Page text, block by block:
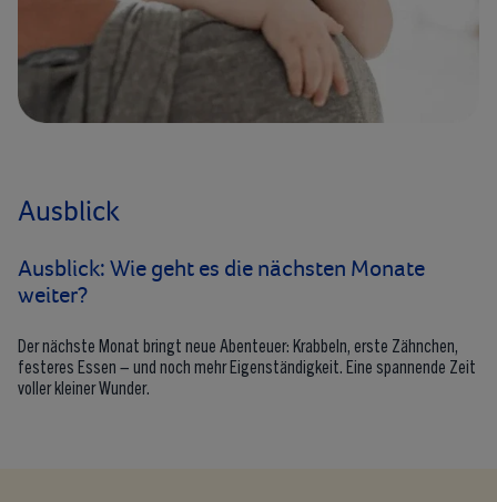
Ausblick
Ausblick: Wie geht es die nächsten Monate
weiter?
Der nächste Monat bringt neue Abenteuer: Krabbeln, erste Zähnchen,
festeres Essen – und noch mehr Eigenständigkeit. Eine spannende Zeit
voller kleiner Wunder.